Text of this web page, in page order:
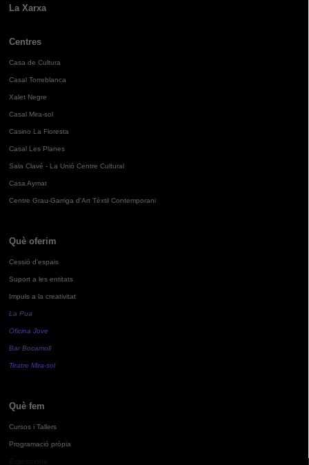
La Xarxa
Centres
Casa de Cultura
Casal Torreblanca
Xalet Negre
Casal Mira-sol
Casino La Floresta
Casal Les Planes
Sala Clavé - La Unió Centre Cultural
Casa Aymat
Centre Grau-Garriga d'Art Tèxtil Contemporani
Què oferim
Cessió d'espais
Suport a les entitats
Impuls a la creativitat
La Pua
Oficina Jove
Bar Bocamoll
Teatre Mira-sol
Què fem
Cursos i Tallers
Programació pròpia